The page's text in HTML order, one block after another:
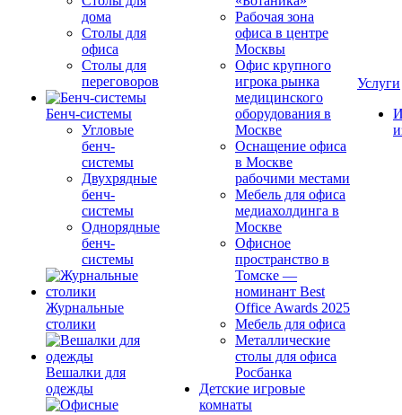
дома
Столы для
офиса
Столы для
переговоров
Бенч-системы
Угловые
бенч-
системы
Двухрядные
бенч-
системы
Однорядные
бенч-
системы
Журнальные
столики
Вешалки для
одежды
Рабочая зона
офиса в центре
Москвы
Офис крупного
игрока рынка
медицинского
оборудования в
Москве
Оснащение офиса
в Москве
рабочими местами
Мебель для офиса
медиахолдинга в
Москве
Офисное
пространство в
Томске —
номинант Best
Office Awards 2025
Мебель для офиса
Металлические
столы для офиса
Росбанка
Детские игровые
комнаты
Услуги